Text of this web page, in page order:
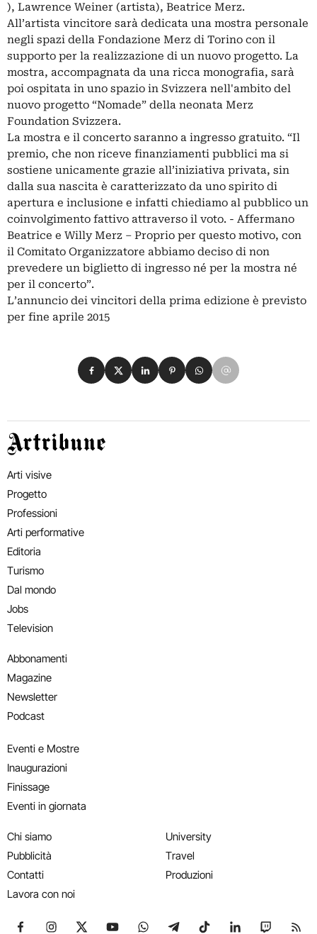
), Lawrence Weiner (artista), Beatrice Merz.
All’artista vincitore sarà dedicata una mostra personale
negli spazi della Fondazione Merz di Torino con il
supporto per la realizzazione di un nuovo progetto. La
mostra, accompagnata da una ricca monografia, sarà
poi ospitata in uno spazio in Svizzera nell'ambito del
nuovo progetto “Nomade” della neonata Merz
Foundation Svizzera.
La mostra e il concerto saranno a ingresso gratuito. “Il
premio, che non riceve finanziamenti pubblici ma si
sostiene unicamente grazie all’iniziativa privata, sin
dalla sua nascita è caratterizzato da uno spirito di
apertura e inclusione e infatti chiediamo al pubblico un
coinvolgimento fattivo attraverso il voto. - Affermano
Beatrice e Willy Merz – Proprio per questo motivo, con
il Comitato Organizzatore abbiamo deciso di non
prevedere un biglietto di ingresso né per la mostra né
per il concerto”.
L’annuncio dei vincitori della prima edizione è previsto
per fine aprile 2015
Condividi su Facebook
Condividi su X
Condividi su LinkedIn
Condividi su Pinterest
Condividi su WhatsApp
Condividi su Email
Artribune
Arti visive
Progetto
Professioni
Arti performative
Editoria
Turismo
Dal mondo
Jobs
Television
Abbonamenti
Magazine
Newsletter
Podcast
Eventi e Mostre
Inaugurazioni
Finissage
Eventi in giornata
Chi siamo
Pubblicità
Contatti
Lavora con noi
University
Travel
Produzioni
Seguici su Facebook
Seguici su Instagram
Seguici su X
Seguici su YouTube
Seguici su WhatsApp
Seguici su Telegram
Seguici su TikTok
Seguici su
Seguici